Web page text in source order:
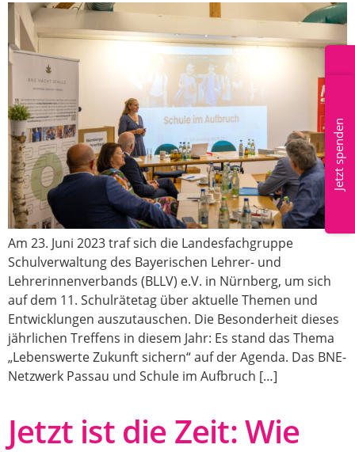
Mitglied werden
Jetzt spenden
Am 23. Juni 2023 traf sich die Landesfachgruppe
Schulverwaltung des Bayerischen Lehrer- und
Lehrerinnenverbands (BLLV) e.V. in Nürnberg, um sich
auf dem 11. Schulrätetag über aktuelle Themen und
Entwicklungen auszutauschen. Die Besonderheit dieses
jährlichen Treffens in diesem Jahr: Es stand das Thema
„Lebenswerte Zukunft sichern“ auf der Agenda. Das BNE-
Netzwerk Passau und Schule im Aufbruch […]
Jetzt ist die Zeit: Wie